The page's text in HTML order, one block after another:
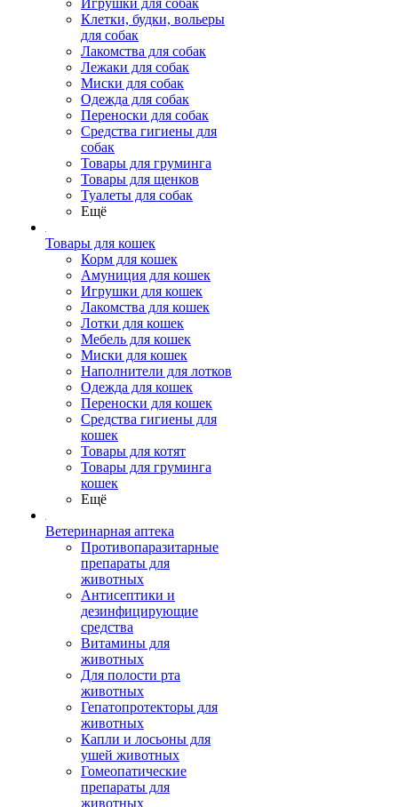
Игрушки для собак
Клетки, будки, вольеры
для собак
Лакомства для собак
Лежаки для собак
Миски для собак
Одежда для собак
Переноски для собак
Средства гигиены для
собак
Товары для груминга
Товары для щенков
Туалеты для собак
Ещё
Товары для кошек
Корм для кошек
Амуниция для кошек
Игрушки для кошек
Лакомства для кошек
Лотки для кошек
Мебель для кошек
Миски для кошек
Наполнители для лотков
Одежда для кошек
Переноски для кошек
Средства гигиены для
кошек
Товары для котят
Товары для груминга
кошек
Ещё
Ветеринарная аптека
Противопаразитарные
препараты для
животных
Антисептики и
дезинфицирующие
средства
Витамины для
животных
Для полости рта
животных
Гепатопротекторы для
животных
Капли и лосьоны для
ушей животных
Гомеопатические
препараты для
животных